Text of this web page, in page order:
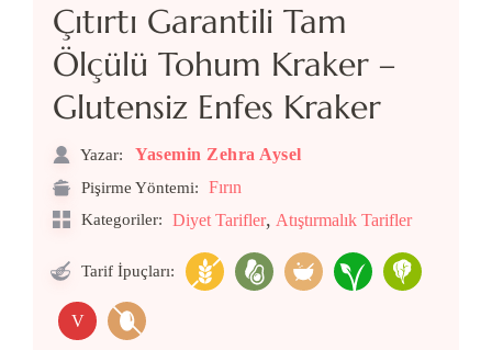
Çıtırtı Garantili Tam
Ölçülü Tohum Kraker –
Glutensiz Enfes Kraker
Yazar: Yasemin Zehra Aysel
Pişirme Yöntemi: Fırın
Kategoriler: Diyet Tarifler, Atıştırmalık Tarifler
Tarif İpuçları:
V